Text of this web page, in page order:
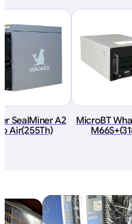
SealMiner A2
Air(255Th)
MicroBT